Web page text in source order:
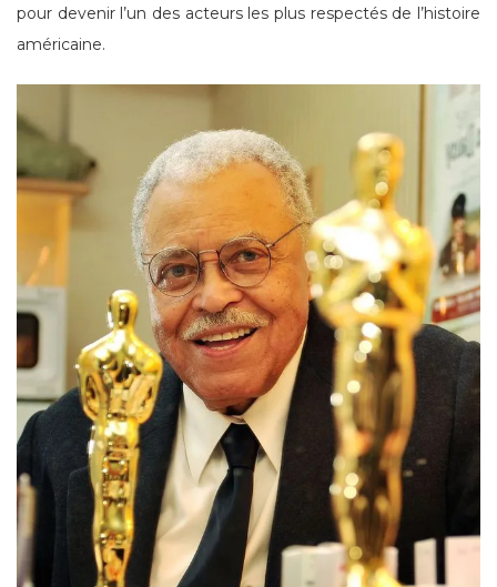
pour devenir l’un des acteurs les plus respectés de l’histoire
américaine.